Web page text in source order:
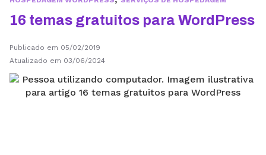
16 temas gratuitos para WordPress
Publicado em 05/02/2019
Atualizado em 03/06/2024